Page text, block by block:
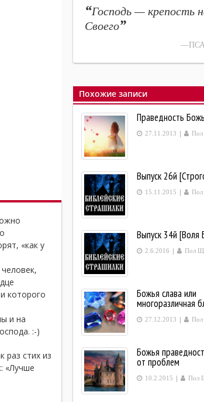
«как у
которого
и на
:-)
раз стих из
«Лучше
“Господь — крепость
Своего”
Похожие записи
Праведность
27.11.2013 |
Выпуск 26й
15.11.2015 |
Выпуск 34й [Воля
2.6.2016 | Пол
Божья слава или
многоразличная
27.12.2013 |
Божья
от проблем
10.2.2015 | Пол